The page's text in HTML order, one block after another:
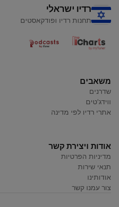
רדיו ישראלי
תחנות רדיו ופודקאסטים
משאבים
שדרנים
ווידג'טים
אתרי רדיו לפי מדינה
אודות ויצירת קשר
מדיניות הפרטיות
תנאי שירות
אודותינו
צור עמנו קשר